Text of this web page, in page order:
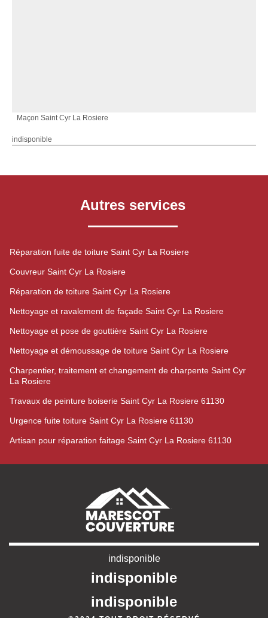
Maçon Saint Cyr La Rosiere
indisponible
Autres services
Réparation fuite de toiture Saint Cyr La Rosiere
Couvreur Saint Cyr La Rosiere
Réparation de toiture Saint Cyr La Rosiere
Nettoyage et ravalement de façade Saint Cyr La Rosiere
Nettoyage et pose de gouttière Saint Cyr La Rosiere
Nettoyage et démoussage de toiture Saint Cyr La Rosiere
Charpentier, traitement et changement de charpente Saint Cyr
La Rosiere
Travaux de peinture boiserie Saint Cyr La Rosiere 61130
Urgence fuite toiture Saint Cyr La Rosiere 61130
Artisan pour réparation faitage Saint Cyr La Rosiere 61130
indisponible
indisponible
indisponible